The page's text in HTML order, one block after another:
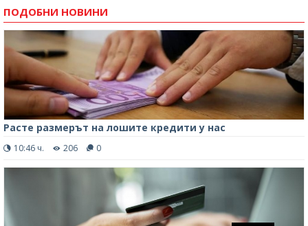
ПОДОБНИ НОВИНИ
Расте размерът на лошите кредити у нас
10:46 ч. 206 0